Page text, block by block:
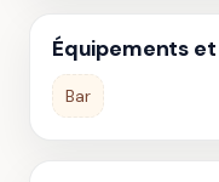
Équipements
Bar